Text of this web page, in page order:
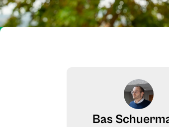
Bas